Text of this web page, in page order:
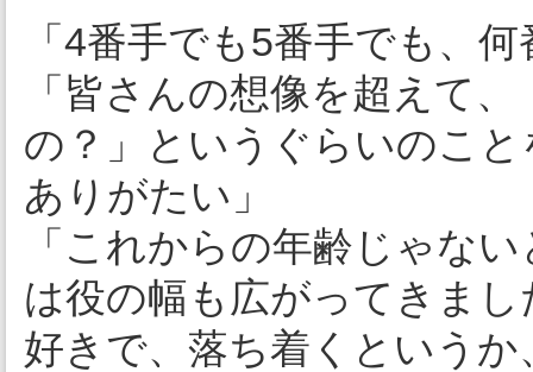
「4番手でも5番手でも、
「皆さんの想像を超えて
の？」というぐらいのこ
ありがたい」
「これからの年齢じゃな
は役の幅も広がってきま
好きで、落ち着くという